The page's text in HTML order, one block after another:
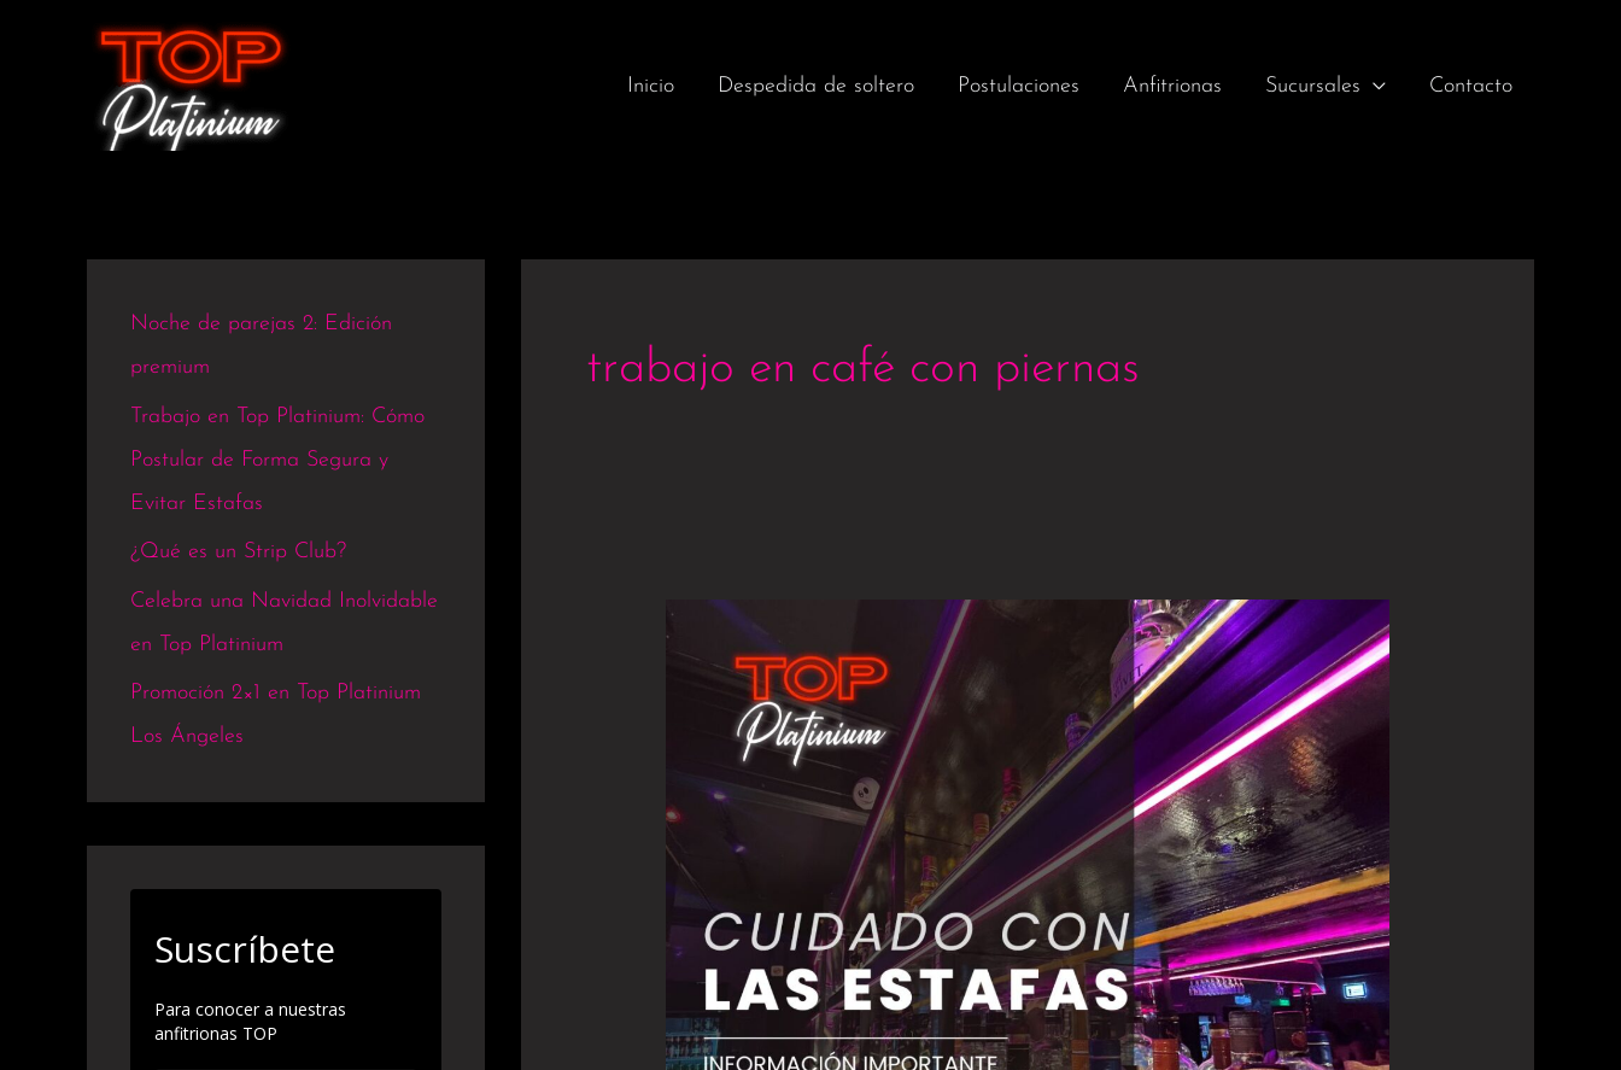
Inicio Despedida de soltero Postulaciones Anfitrionas Sucursales Contacto
Noche de parejas 2: Edición
premium
Trabajo en Top Platinium: Cómo
Postular de Forma Segura y
Evitar Estafas
¿Qué es un Strip Club?
Celebra una Navidad Inolvidable
en Top Platinium
Promoción 2×1 en Top Platinium
Los Ángeles
Suscríbete
Para conocer a nuestras
anfitrionas TOP
trabajo en café con piernas
Trabajo
Platinium:
Postular
de
Forma
Segura
Evitar
Estafas